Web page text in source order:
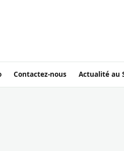
Contactez-nous Actualité au